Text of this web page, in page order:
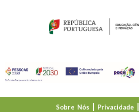
Sobre Nós Privacidade